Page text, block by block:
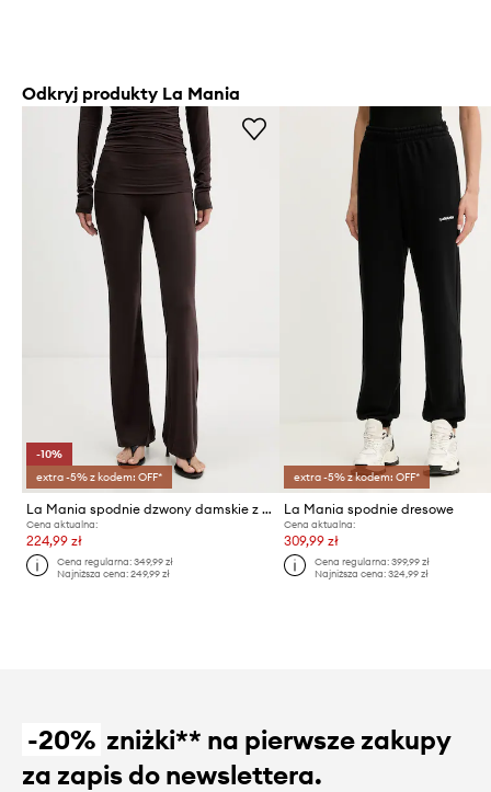
Odkryj produkty La Mania
-10%
extra -5% z kodem: OFF*
La Mania spodnie dzwony damskie z wiskozą
Cena aktualna:
224,99 zł
Cena regularna:349,99 zł
Najniższa cena:249,99 zł
extra -5% z kodem: OFF*
La Mania spodnie dresowe
Cena aktualna:
309,99 zł
Cena regularna: 399,99 zł
Najniższa cena: 324,99 zł
-20% zniżki** na pierwsze zakupy
za zapis do newslettera.